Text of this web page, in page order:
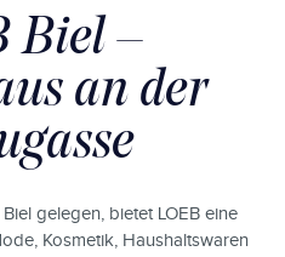
Biel –
an der
gelegen, bietet LOEB eine
Kosmetik, Haushaltswaren